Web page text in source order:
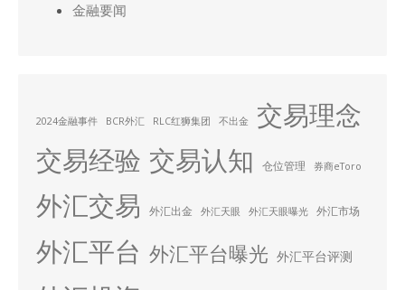
金融要闻
2024金融事件 BCR外汇 RLC红狮集团 不出金
交易理念
交易经验 交易认知 仓位管理 券商eToro
外汇交易 外汇出金 外汇天眼 外汇天眼曝光 外汇市场
外汇平台 外汇平台曝光 外汇平台评测